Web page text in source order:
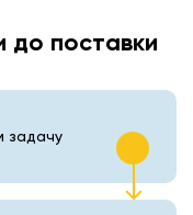
до поставки
задачу